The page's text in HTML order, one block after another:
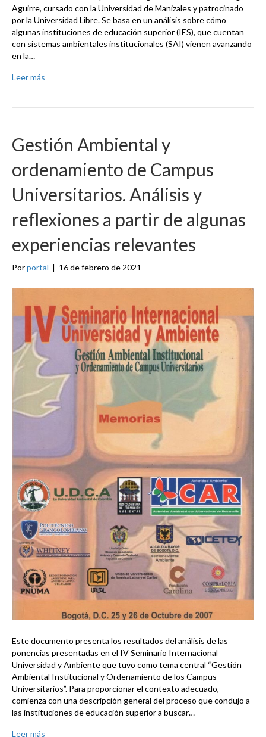
Aguirre, cursado con la Universidad de Manizales y patrocinado
por la Universidad Libre. Se basa en un análisis sobre cómo
algunas instituciones de educación superior (IES), que cuentan
con sistemas ambientales institucionales (SAI) vienen avanzando
en la…
Leer más
Gestión Ambiental y
ordenamiento de Campus
Universitarios. Análisis y
reflexiones a partir de algunas
experiencias relevantes
Porportal | 16 de febrero de 2021
Este documento presenta los resultados del análisis de las
ponencias presentadas en el IV Seminario Internacional
Universidad y Ambiente que tuvo como tema central “Gestión
Ambiental Institucional y Ordenamiento de los Campus
Universitarios”. Para proporcionar el contexto adecuado,
comienza con una descripción general del proceso que condujo a
las instituciones de educación superior a buscar…
Leer más